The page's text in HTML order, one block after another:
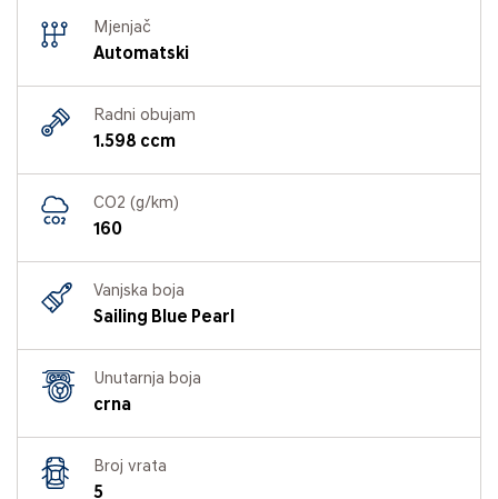
Mjenjač
Automatski
Radni obujam
1.598 ccm
CO2 (g/km)
160
Vanjska boja
Sailing Blue Pearl
Unutarnja boja
crna
Broj vrata
5